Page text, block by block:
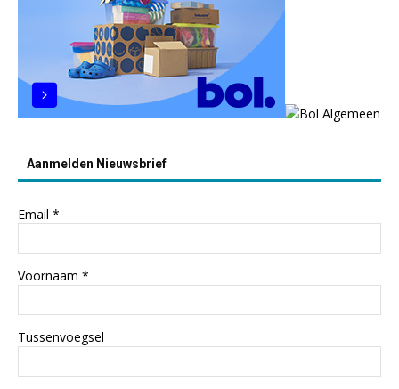
Aanmelden Nieuwsbrief
Email *
Voornaam *
Tussenvoegsel